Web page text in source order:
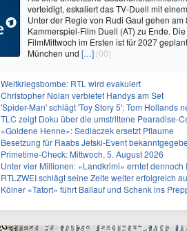
verteidigt, eskaliert das TV-Duell mit
Unter der Regie von Rudi Gaul gehen
Kammerspiel-Film Duell (AT) zu Ende.
FilmMittwoch im Ersten ist für 2027
München und […] (00)
Weltkriegsbombe: RTL wird evakuiert
Christopher Nolan verbietet Handys am Set
'Spider-Man' schlägt 'Toy Story 5': Tom Hollands
TLC zeigt Doku über die umstrittene Pearadise-
«Goldene Henne»: Sedlaczek ersetzt Pflaume
Besetzung für Raabs Jetski-Event
Primetime-Check: Mittwoch, 5. August 2026
Unter vier Millionen: «Landkrimi» erntet dennoch
RTLZWEI schlägt seine Zelte weiter erfolgreich
Kölner «Tatort» führt Ballauf und Schenk ins